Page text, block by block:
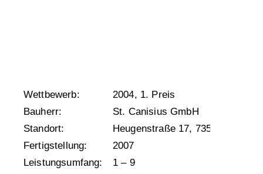
Wettbewerb:
2004, 1. Preis
Bauherr:
St. Canisius GmbH
Standort:
Heugenstraße 17, 73525
Fertigstellung:
2007
Leistungsumfang:
1 – 9